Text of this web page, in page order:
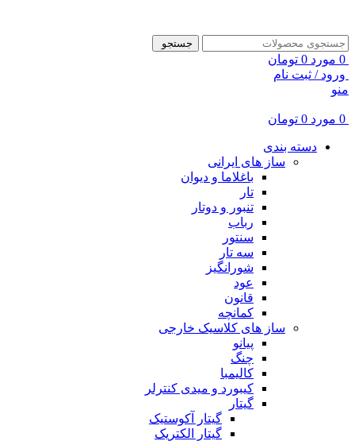
جستجو
0 مورد 0 تومان
ورود / ثبت نام
منو
0 مورد 0 تومان
دسته بندی
ساز های ایرانی
باغلاما و دیوان
تار
تنبور و دوتار
رباب
سنتور
سه تار
شورانگیز
عود
قانون
کمانچه
ساز های کلاسیک خارجی
پیانو
چنگ
کالیمبا
کیبورد و میدی کنترلر
گیتار
گیتار آکوستیک
گیتار الکتریک